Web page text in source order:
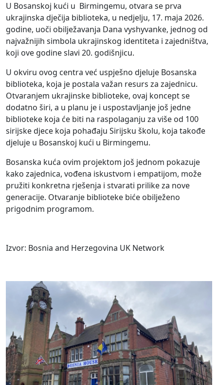
U Bosanskoj kući u Birmingemu, otvara se prva
ukrajinska dječija biblioteka, u nedjelju, 17. maja 2026.
godine, uoči obilježavanja Dana vyshyvanke, jednog od
najvažnijih simbola ukrajinskog identiteta i zajedništva,
koji ove godine slavi 20. godišnjicu.
U okviru ovog centra već uspješno djeluje Bosanska
biblioteka, koja je postala važan resurs za zajednicu.
Otvaranjem ukrajinske biblioteke, ovaj koncept se
dodatno širi, a u planu je i uspostavljanje još jedne
biblioteke koja će biti na raspolaganju za više od 100
sirijske djece koja pohađaju Sirijsku školu, koja takođe
djeluje u Bosanskoj kući u Birmingemu.
Bosanska kuća ovim projektom još jednom pokazuje
kako zajednica, vođena iskustvom i empatijom, može
pružiti konkretna rješenja i stvarati prilike za nove
generacije. Otvaranje biblioteke biće obilježeno
prigodnim programom.
Izvor: Bosnia and Herzegovina UK Network